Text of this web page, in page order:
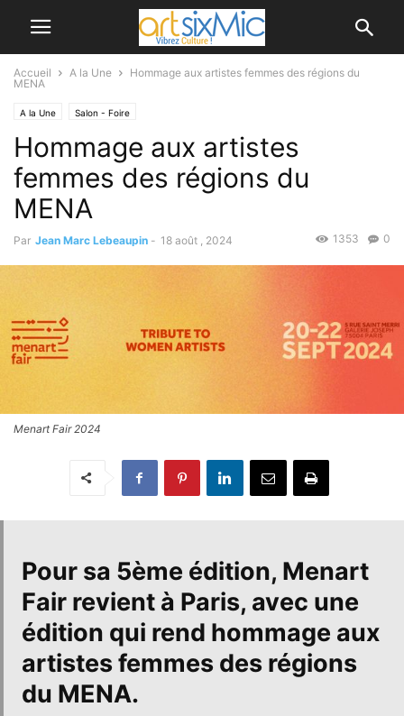
Accueil A la Une
Hommage aux artistes femmes des régions du
MENA
A la Une Salon - Foire
Hommage aux artistes
femmes des régions du
MENA
Par Jean Marc Lebeaupin - 18 août , 2024 0
1353
Menart Fair 2024
Pour sa 5ème édition, Menart
Fair revient à Paris, avec une
édition qui rend hommage aux
artistes femmes des régions
du MENA.